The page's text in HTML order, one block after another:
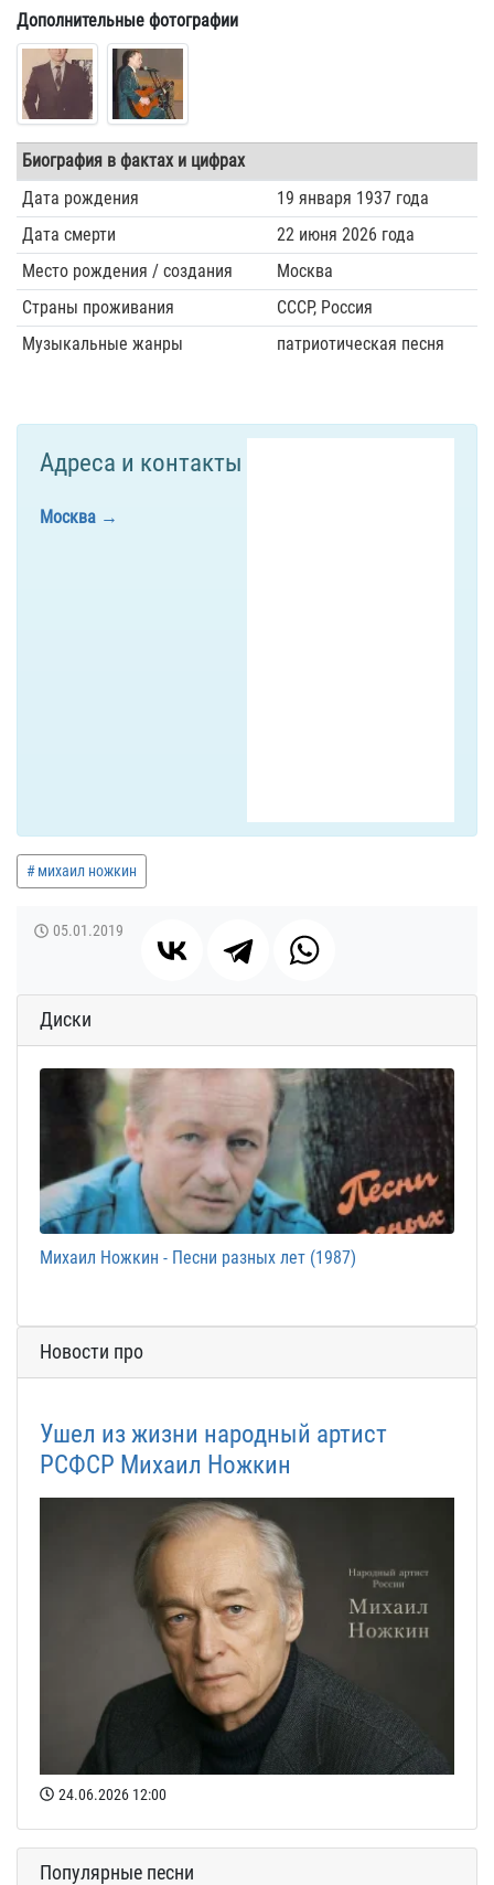
Дополнительные фотографии
Биография в фактах и цифрах
Дата рождения
19 января 1937 года
Дата смерти
22 июня 2026 года
Место рождения / создания
Москва
Страны проживания
СССР, Россия
Музыкальные жанры
патриотическая песня
Адреса и контакты
Москва
михаил ножкин
05.01.2019
Диски
Михаил Ножкин - Песни разных лет (1987)
Новости про
Ушел из жизни народный артист
РСФСР Михаил Ножкин
24.06.2026 12:00
Популярные песни